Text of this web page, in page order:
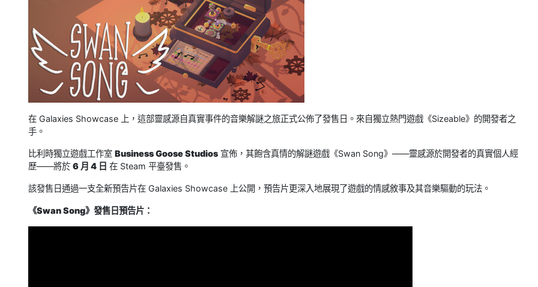
在 Galaxies Showcase 上，這部靈感源自真實事件的音樂解謎之旅正式公佈了發售日。來自獨立熱門遊戲《Sizeable》的開發者之
手。
比利時獨立遊戲工作室 Business Goose Studios 宣佈，其飽含真情的解謎遊戲《Swan Song》——靈感源於開發者的真實個人經
歷——將於 6 月 4 日 在 Steam 平臺發售。
該發售日通過一支全新預告片在 Galaxies Showcase 上公開，預告片更深入地展現了遊戲的情感敘事及其音樂驅動的玩法。
《Swan Song》發售日預告片：